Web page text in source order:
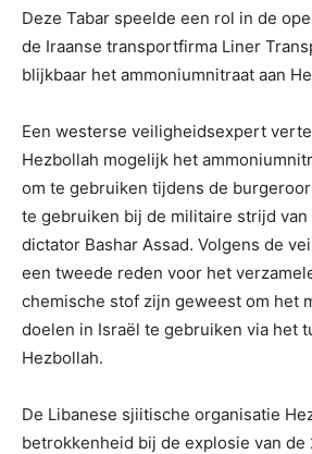
Deze Tabar speelde een rol in de
de Iraanse transportfirma Liner
blijkbaar het ammoniumnitraat aan
Een westerse veiligheidsexpert
Hezbollah mogelijk het
om te gebruiken tijdens de
te gebruiken bij de militaire strijd van
dictator Bashar Assad. Volgens de
een tweede reden voor het
chemische stof zijn geweest om het
doelen in Israël te gebruiken via het
Hezbollah.
De Libanese sjiitische organisatie
betrokkenheid bij de explosie van de